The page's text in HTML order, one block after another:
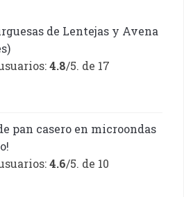
de Lentejas y Avena
4.8/5. de 17
pan casero en microondas
4.6/5. de 10